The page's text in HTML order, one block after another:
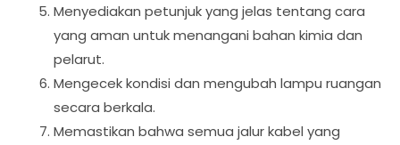
Menyediakan petunjuk yang jelas tentang cara
yang aman untuk menangani bahan kimia dan
pelarut.
Mengecek kondisi dan mengubah lampu ruangan
secara berkala.
Memastikan bahwa semua jalur kabel yang